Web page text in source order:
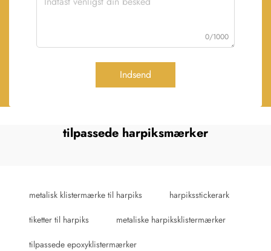
0/1000
Indsend
tilpassede harpiksmærker
metalisk klistermærke til harpiks harpiksstickerark
tiketter til harpiks metaliske harpiksklistermærker
tilpassede epoxyklistermærker